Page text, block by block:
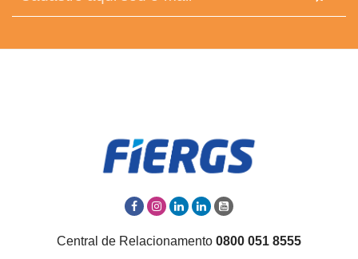
Central de Relacionamento 0800 051 8555